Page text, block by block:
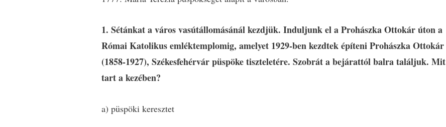
1. Sétánkat a város vasútállomásánál kezdjük. Induljunk el a Prohászka Ottokár úton a
Római Katolikus emléktemplomig, amelyet 1929-ben kezdtek építeni Prohászka Ottokár
(1858-1927), Székesfehérvár püspöke tiszteletére. Szobrát a bejárattól balra találjuk. Mit
tart a kezében?
a) püspöki keresztet